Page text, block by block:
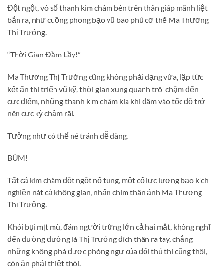
Đột ngột, vô số thanh kim châm bên trên thân giáp mãnh liệt
bắn ra, như cuồng phong bạo vũ bao phủ cơ thể Ma Thương
Thị Trưởng.
“Thời Gian Đầm Lầy!”
Ma Thương Thị Trưởng cũng không phải dạng vừa, lập tức
kết ấn thi triển vũ kỹ, thời gian xung quanh trôi chậm đến
cực điểm, những thanh kim châm kia khi đâm vào tốc độ trở
nên cực kỳ chậm rãi.
Tưởng như có thể né tránh dễ dàng.
BÙM!
Tất cả kim châm đột ngột nổ tung, một cổ lực lượng bạo kích
nghiền nát cả không gian, nhấn chìm thân ảnh Ma Thương
Thị Trưởng.
Khói bụi mịt mù, đám người trừng lớn cả hai mắt, không nghĩ
đến đường đường là Thị Trưởng đích thân ra tay, chẳng
những không phá được phòng ngự của đối thủ thì cũng thôi,
còn ăn phải thiệt thòi.